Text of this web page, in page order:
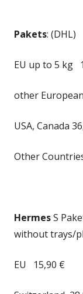
Pakets: (DHL)
EU up to 5 kg
other
USA, Canada
Other
HermesS
without trays/
EU 15,90 €